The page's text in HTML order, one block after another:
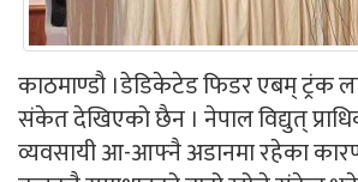
काठमाण्डौ ।डेडिकेटेड फिडर एबम् ट्रंक
संकेत देखिएको छैन । नेपाल विद्युत्
व्यवसायी आ-आफ्नै अडानमा रहेका